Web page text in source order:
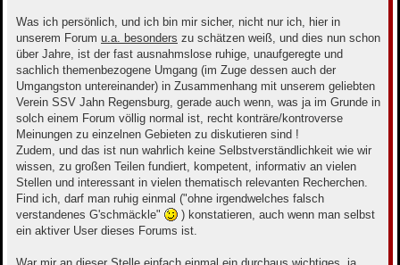
Was ich persönlich, und ich bin mir sicher, nicht nur ich, hier in
unserem Forum u.a. besonders zu schätzen weiß, und dies nun schon
über Jahre, ist der fast ausnahmslose ruhige, unaufgeregte und
sachlich themenbezogene Umgang (im Zuge dessen auch der
Umgangston untereinander) in Zusammenhang mit unserem geliebten
Verein SSV Jahn Regensburg, gerade auch wenn, was ja im Grunde in
solch einem Forum völlig normal ist, recht konträre/kontroverse
Meinungen zu einzelnen Gebieten zu diskutieren sind !
Zudem, und das ist nun wahrlich keine Selbstverständlichkeit wie wir
wissen, zu großen Teilen fundiert, kompetent, informativ an vielen
Stellen und interessant in vielen thematisch relevanten Recherchen.
Find ich, darf man ruhig einmal ("ohne irgendwelches falsch
verstandenes G'schmäckle"
) konstatieren, auch wenn man selbst
ein aktiver User dieses Forums ist.